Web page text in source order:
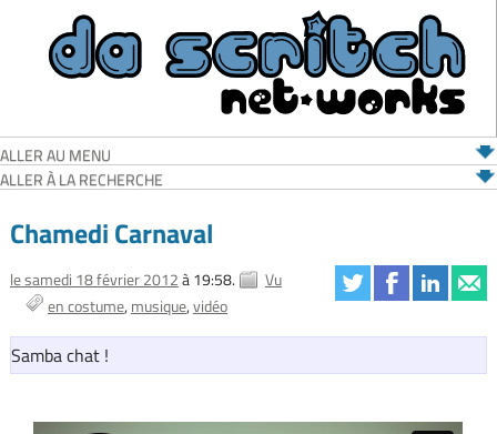
ALLER AU MENU
ALLER À LA RECHERCHE
Chamedi Carnaval
le samedi 18 février 2012à 19:58.
Vu
en costume musique vidéo
Samba chat !